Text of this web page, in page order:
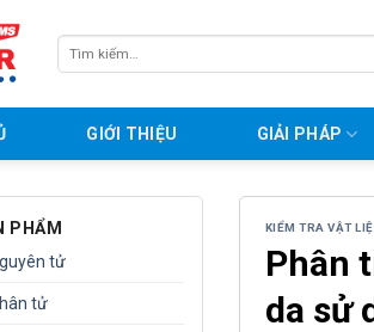
Tìm
kiếm:
GIỚI THIỆU GIẢI PHÁP
PHẨM
tử
tử
KIỂM TRA VẬT
Phân
da sử